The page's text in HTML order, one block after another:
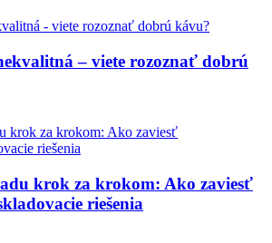
– viete rozoznať dobrú
krok za krokom: Ako zaviesť
riešenia